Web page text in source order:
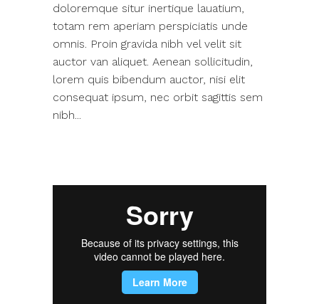
doloremque situr inertique lauatium,
totam rem aperiam perspiciatis unde
omnis. Proin gravida nibh vel velit sit
auctor van aliquet. Aenean sollicitudin,
lorem quis bibendum auctor, nisi elit
consequat ipsum, nec orbit sagittis sem
nibh...